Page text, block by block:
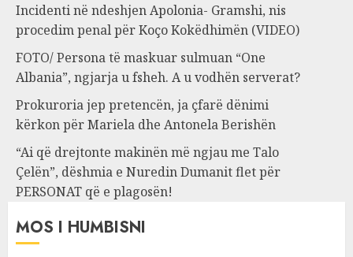
Incidenti në ndeshjen Apolonia- Gramshi, nis
procedim penal për Koço Kokëdhimën (VIDEO)
FOTO/ Persona të maskuar sulmuan “One
Albania”, ngjarja u fsheh. A u vodhën serverat?
Prokuroria jep pretencën, ja çfarë dënimi
kërkon për Mariela dhe Antonela Berishën
“Ai që drejtonte makinën më ngjau me Talo
Çelën”, dëshmia e Nuredin Dumanit flet për
PERSONAT që e plagosën!
MOS I HUMBISNI